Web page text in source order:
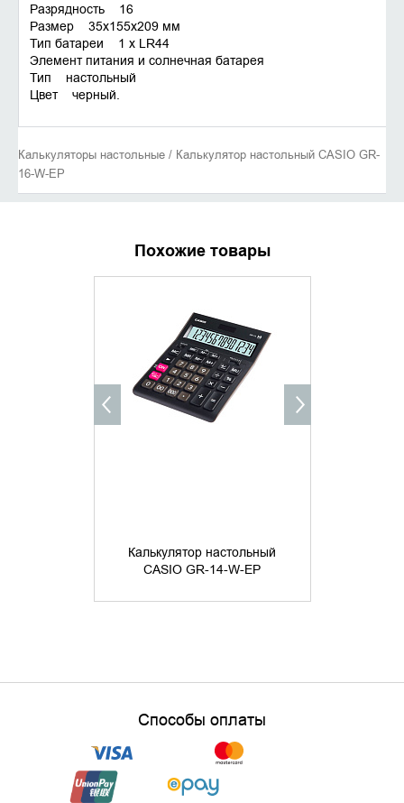
Разрядность 16
Размер 35x155x209 мм
Тип батареи 1 x LR44
Элемент питания и солнечная батарея
Тип настольный
Цвет черный.
Калькуляторы настольные / Калькулятор настольный CASIO GR-
16-W-EP
Похожие товары
Калькулятор настольный
CASIO GR-14-W-EP
УТОЧНИТЬ НАЛИЧИЕ
Способы оплаты